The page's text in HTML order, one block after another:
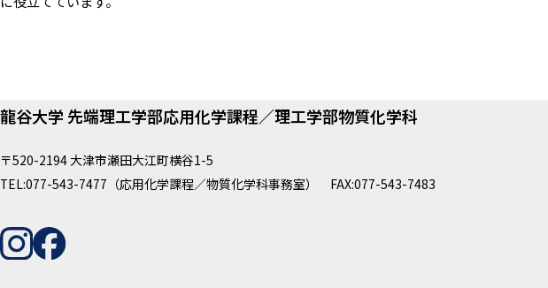
龍谷大学 先端理工学部応用化学課程／理工学部物質化学科
〒520-2194 大津市瀬田大江町横谷1-5
TEL:077-543-7477（応用化学課程／物質化学科事務室） FAX:077-543-7483